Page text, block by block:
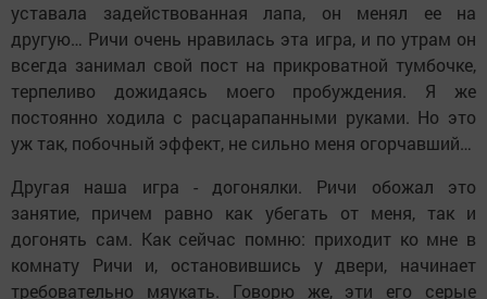
уставала задействованная лапа, он менял ее на
другую… Ричи очень нравилась эта игра, и по утрам он
всегда занимал свой пост на прикроватной тумбочке,
терпеливо дожидаясь моего пробуждения. Я же
постоянно ходила с расцарапанными руками. Но это
уж так, побочный эффект, не сильно меня огорчавший…
Другая наша игра - догонялки. Ричи обожал это
занятие, причем равно как убегать от меня, так и
догонять сам. Как сейчас помню: приходит ко мне в
комнату Ричи и, остановившись у двери, начинает
требовательно мяукать. Говорю же, эти его серые